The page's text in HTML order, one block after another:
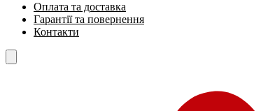
Оплата та доставка
Гарантії та повернення
Контакти